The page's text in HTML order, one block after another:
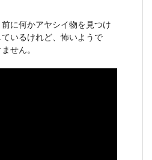
に何かアヤシイ物を見つけ
いるけれど、怖いようで
せん。